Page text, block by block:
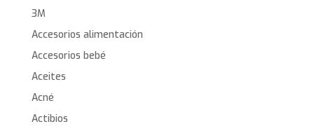
3M
Accesorios alimentación
Accesorios bebé
Aceites
Acné
Actibios